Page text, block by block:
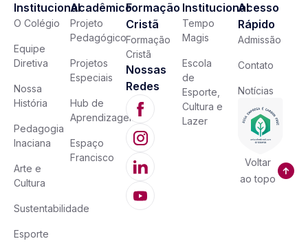
Institucional
O Colégio
Equipe
Diretiva
Nossa
História
Pedagogia
Inaciana
Arte e
Cultura
Sustentabilidade
Esporte
Acadêmico
Projeto
Pedagógico
Projetos
Especiais
Hub de
Aprendizagem
Espaço
Francisco
Formação
Cristã
Formação
Cristã
Nossas
Redes
Institucional
Tempo
Magis
Escola
de
Esporte,
Cultura e
Lazer
Acesso
Rápido
Admissão
Contato
Notícias
Voltar
ao topo